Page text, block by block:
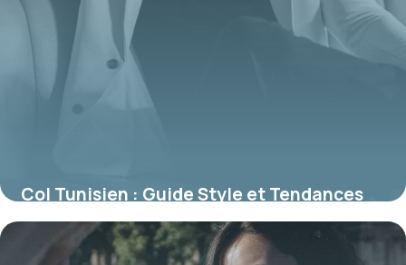
Col Tunisien : Guide Style et Tendances
3 juin 2026